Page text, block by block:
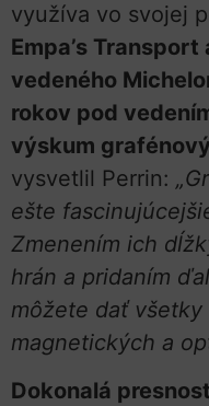
využíva vo svojej
Empa’s
vedeného
rokov pod
výskum
vysvetlil Perrin:
ešte
Zmenením ich
hrán a pridaním
môžete dať
magnetických a
Dokonalá